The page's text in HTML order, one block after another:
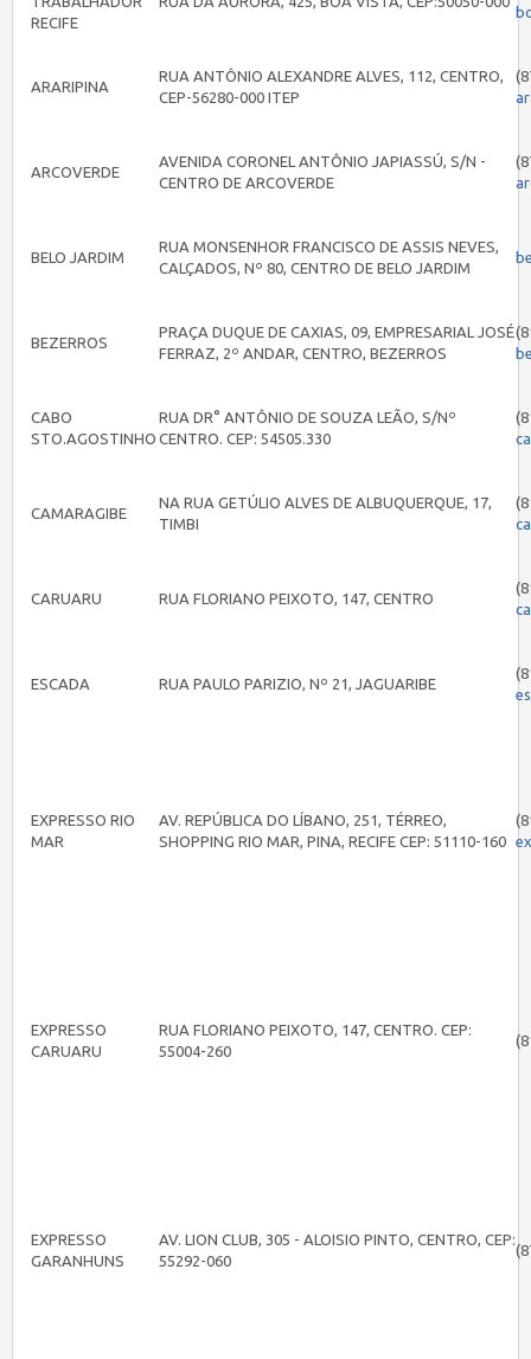
RECIFE
ARARIPINA
RUA ANTÔNIO ALEXANDRE ALVES, 112, CENTRO,
CEP-56280-000 ITEP
ARCOVERDE
AVENIDA CORONEL ANTÔNIO JAPIASSÚ, S/N -
CENTRO DE ARCOVERDE
BELO JARDIM
RUA MONSENHOR FRANCISCO DE ASSIS NEVES,
CALÇADOS, Nº 80, CENTRO DE BELO JARDIM
BEZERROS
PRAÇA DUQUE DE CAXIAS, 09, EMPRESARIAL JOSÉ
FERRAZ, 2º ANDAR, CENTRO, BEZERROS
CABO
STO.AGOSTINHO
RUA DR° ANTÔNIO DE SOUZA LEÃO, S/Nº
CENTRO. CEP: 54505.330
CAMARAGIBE
NA RUA GETÚLIO ALVES DE ALBUQUERQUE, 17,
TIMBI
CARUARU RUA FLORIANO PEIXOTO, 147, CENTRO
ESCADA RUA PAULO PARIZIO, Nº 21, JAGUARIBE
EXPRESSO RIO
MAR
AV. REPÚBLICA DO LÍBANO, 251, TÉRREO,
SHOPPING RIO MAR, PINA, RECIFE CEP: 51110-160
EXPRESSO
CARUARU
RUA FLORIANO PEIXOTO, 147, CENTRO. CEP:
55004-260
EXPRESSO
GARANHUNS
AV. LION CLUB, 305 - ALOISIO PINTO, CENTRO, CEP:
55292-060